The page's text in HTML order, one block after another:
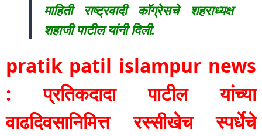
माहिती राष्ट्रवादी कॉग्रेसचे शहराध्यक्ष
शहाजी पाटील यांनी दिली.
pratik patil islampur news
: प्रतिकदादा पाटील यांच्या
वाढदिवसानिमित्त रस्सीखेच स्पर्धेचे